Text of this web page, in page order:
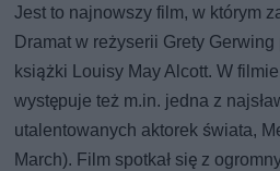
Jest to najnowszy film, w którym
Dramat w reżyserii Grety Gerwing
książki Louisy May Alcott. W
występuje też m.in. jedna z
utalentowanych aktorek świata,
March). Film spotkał się z